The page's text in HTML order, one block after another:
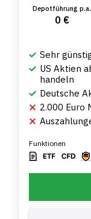
Depotführung p.a.
0 €
Sehr
US Aktien
handeln
Deutsche
2.000 Euro
Funktionen